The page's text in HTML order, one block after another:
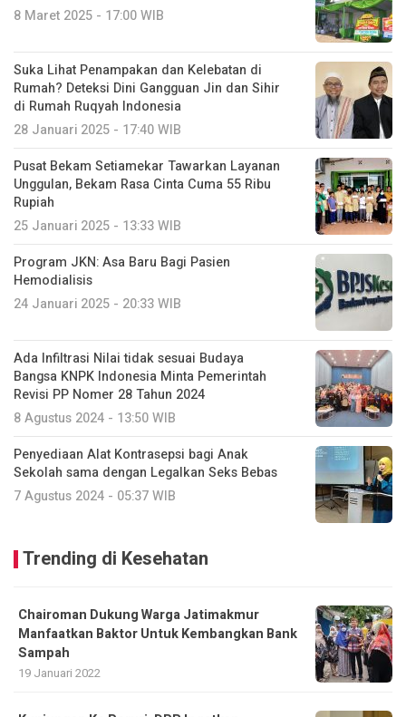
8 Maret 2025 - 17:00 WIB
Suka Lihat Penampakan dan Kelebatan di
Rumah? Deteksi Dini Gangguan Jin dan Sihir
di Rumah Ruqyah Indonesia
28 Januari 2025 - 17:40 WIB
Pusat Bekam Setiamekar Tawarkan Layanan
Unggulan, Bekam Rasa Cinta Cuma 55 Ribu
Rupiah
25 Januari 2025 - 13:33 WIB
Program JKN: Asa Baru Bagi Pasien
Hemodialisis
24 Januari 2025 - 20:33 WIB
Ada Infiltrasi Nilai tidak sesuai Budaya
Bangsa KNPK Indonesia Minta Pemerintah
Revisi PP Nomer 28 Tahun 2024
8 Agustus 2024 - 13:50 WIB
Penyediaan Alat Kontrasepsi bagi Anak
Sekolah sama dengan Legalkan Seks Bebas
7 Agustus 2024 - 05:37 WIB
Trending di Kesehatan
Chairoman Dukung Warga Jatimakmur
Manfaatkan Baktor Untuk Kembangkan Bank
Sampah
19 Januari 2022